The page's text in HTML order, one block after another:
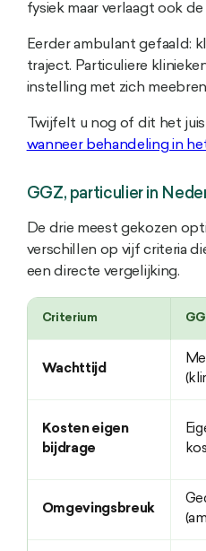
fysiek maar verlaagt ook
Eerder ambulant gefaald:
traject. Particuliere
instelling met zich
Twijfelt u nog of dit het
wanneer behandeling in
GGZ, particulier in
De drie meest gekozen
verschillen op vijf criteria
een directe vergelijking.
Criterium
Wachttijd
Kosten eigen
bijdrage
Omgevingsbreuk